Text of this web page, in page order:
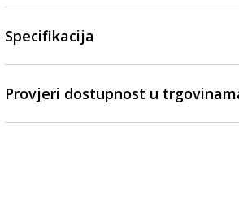
Specifikacija
Provjeri dostupnost u